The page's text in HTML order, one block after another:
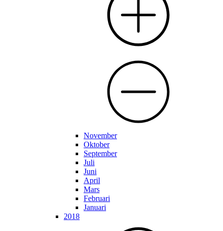
November
Oktober
September
Juli
Juni
April
Mars
Februari
Januari
2018